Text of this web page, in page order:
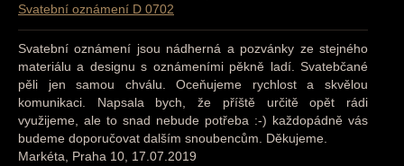
Svatební oznámení D 0702
Svatební oznámení jsou nádherná a pozvánky ze stejného
materiálu a designu s oznámeními pěkně ladí. Svatebčané
pěli jen samou chválu. Oceňujeme rychlost a skvělou
komunikaci. Napsala bych, že příště určitě opět rádi
využijeme, ale to snad nebude potřeba :-) každopádně vás
budeme doporučovat dalším snoubencům. Děkujeme.
Markéta, Praha 10, 17.07.2019